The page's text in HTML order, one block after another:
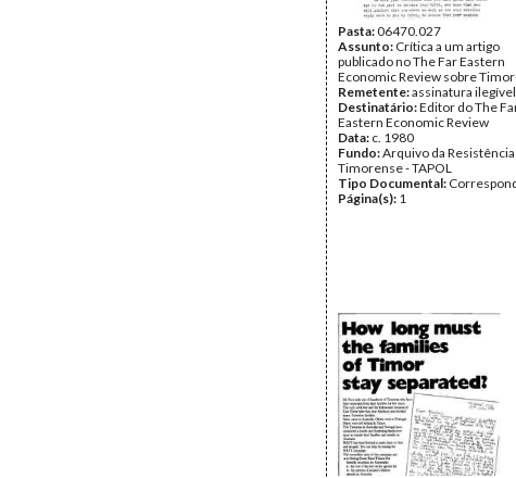
Pasta:06470.027
Assunto: Crítica a um artigo
publicado no The Far Eastern
Economic Review sobre
Remetente:assinatura ilegível
Destinatário:Editor do The
Eastern Economic Review
Data: c. 1980
Fundo:Arquivo da Resistência
Timorense - TAPOL
Tipo Documental:
Página(s): 1